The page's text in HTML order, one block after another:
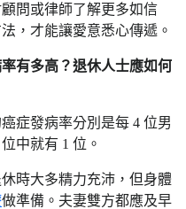
問或律師了解更多如信
，才能讓愛意悉心傳遞。
有多高？退休人士應如何
症發病率分別是每 4 位男
中就有 1 位。
時大多精力充沛，但身體
做準備。夫妻雙方都應及早